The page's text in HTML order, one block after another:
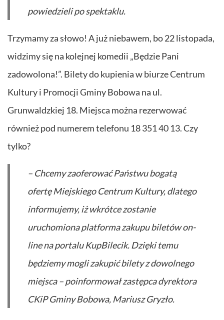
powiedzieli po spektaklu.
Trzymamy za słowo! A już niebawem, bo 22 listopada,
widzimy się na kolejnej komedii „Będzie Pani
zadowolona!”. Bilety do kupienia w biurze Centrum
Kultury i Promocji Gminy Bobowa na ul.
Grunwaldzkiej 18. Miejsca można rezerwować
również pod numerem telefonu 18 351 40 13. Czy
tylko?
– Chcemy zaoferować Państwu bogatą
ofertę Miejskiego Centrum Kultury, dlatego
informujemy, iż wkrótce zostanie
uruchomiona platforma zakupu biletów on-
line na portalu KupBilecik. Dzięki temu
będziemy mogli zakupić bilety z dowolnego
miejsca – poinformował zastępca dyrektora
CKiP Gminy Bobowa, Mariusz Gryzło.